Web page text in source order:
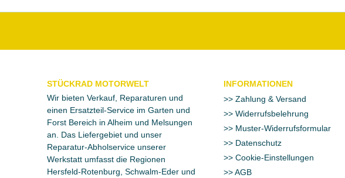
STÜCKRAD MOTORWELT
Wir bieten Verkauf, Reparaturen und
einen Ersatzteil-Service im Garten und
Forst Bereich in Alheim und Melsungen
an. Das Liefergebiet und unser
Reparatur-Abholservice unserer
Werkstatt umfasst die Regionen
Hersfeld-Rotenburg, Schwalm-Eder und
INFORMATIONEN
Zahlung & Versand
Widerrufsbelehrung
Muster-Widerrufsformular
Datenschutz
Cookie-Einstellungen
AGB